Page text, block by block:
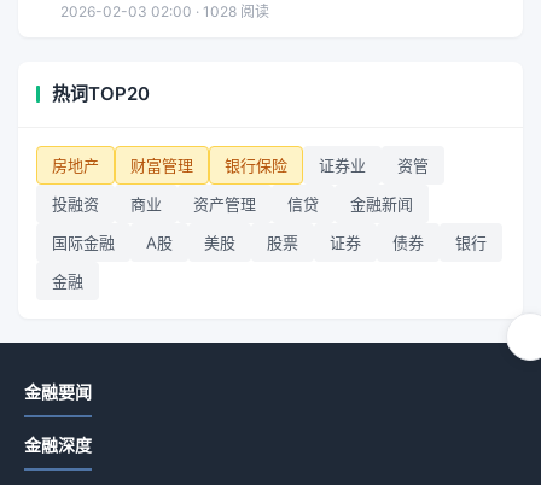
2026-02-03 02:00 · 1028 阅读
热词TOP20
房地产 财富管理 银行保险 证券业
资管
投融资
商业 资产管理 信贷
金融新闻
国际金融
A股 美股 股票 证券 债券
银行
金融
金融要闻
金融深度